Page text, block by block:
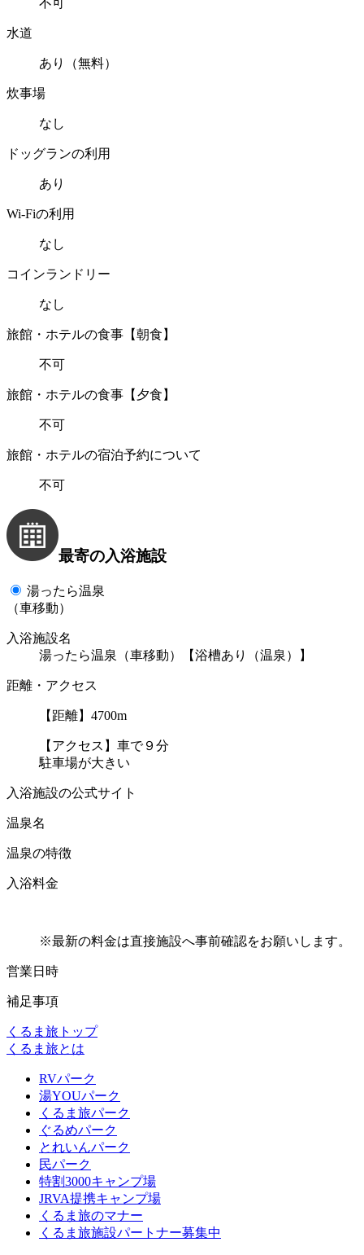
水道
あり（無料）
炊事場
なし
ドッグランの利用
あり
Wi-Fiの利用
なし
コインランドリー
なし
旅館・ホテルの食事【朝食】
不可
旅館・ホテルの食事【夕食】
不可
旅館・ホテルの宿泊予約について
不可
最寄の入浴施設
湯ったら温泉
（車移動）
入浴施設名
湯ったら温泉（車移動）【浴槽あり（温泉）】
距離・アクセス
【距離】4700m
【アクセス】車で９分
駐車場が大きい
入浴施設の公式サイト
温泉名
温泉の特徴
入浴料金
※最新の料金は直接施設へ事前確認をお願いします。
営業日時
補足事項
くるま旅トップ
くるま旅とは
RVパーク
湯YOUパーク
くるま旅パーク
ぐるめパーク
とれいんパーク
民パーク
特割3000キャンプ場
JRVA提携キャンプ場
くるま旅のマナー
くるま旅施設パートナー募集中